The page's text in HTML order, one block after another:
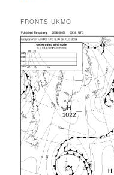
FRONTS UKMO